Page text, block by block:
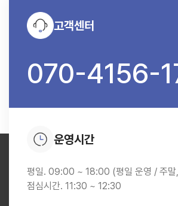
고객센터
070-4156-
운영시간
평일. 09:00 ~ 18:00 (평일 운영 / 주말
점심시간. 11:30 ~ 12:30